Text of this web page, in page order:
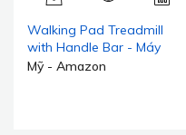
Walking Pad Treadmill
with Handle Bar - Máy
chạy bộ gấp gọn 2,5HP yên
Mỹ - Amazon